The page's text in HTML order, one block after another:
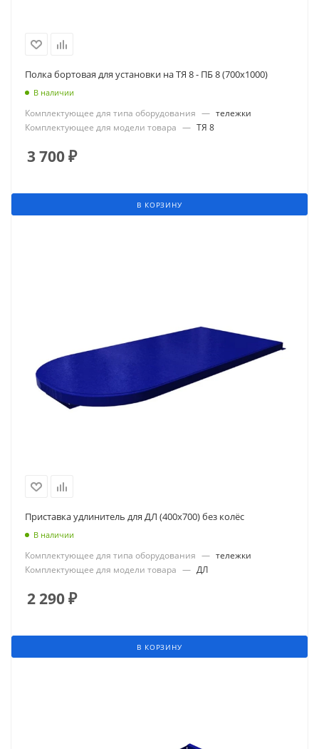
Полка бортовая для установки на ТЯ 8 - ПБ 8 (700х1000)
В наличии
Комплектующее для типа оборудования — тележки
Комплектующее для модели товара — ТЯ 8
3 700₽
В КОРЗИНУ
Приставка удлинитель для ДЛ (400х700) без колёс
В наличии
Комплектующее для типа оборудования — тележки
Комплектующее для модели товара — ДЛ
2 290₽
В КОРЗИНУ